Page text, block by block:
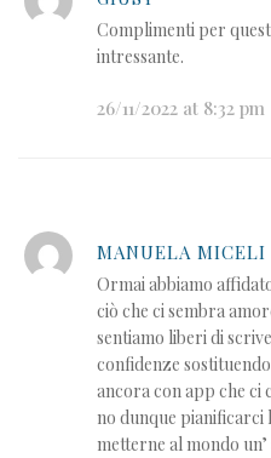
Complimenti per
intressante.
26/11/2022 at 8:32 pm
MANUELA MICELI
Ormai abbiamo
ciò che ci sembra
sentiamo liberi di
confidenze
ancora con app che ci
no dunque pianificarci
metterne al mondo